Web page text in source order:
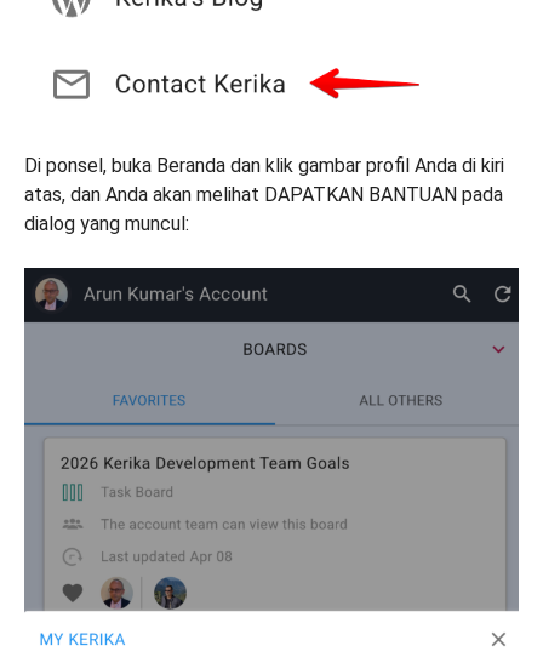
Di ponsel, buka Beranda dan klik gambar profil Anda di kiri
atas, dan Anda akan melihat DAPATKAN BANTUAN pada
dialog yang muncul: